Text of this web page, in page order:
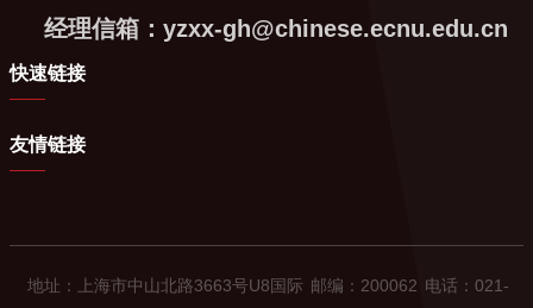
经理信箱：yzxx-gh@chinese.ecnu.edu.cn
快速链接
友情链接
地址：上海市中山北路3663号U8国际 邮编：200062 电话：021-